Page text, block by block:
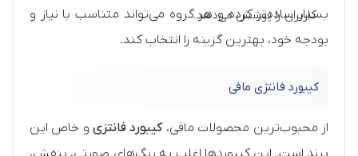
کاربران را پوشش می‌دهد.
بسیار ساده‌تر کرده و هر گروه می‌تواند متناسب با نیاز و
بودجه خود، بهترین گزینه را انتخاب کند.
کیبورد فانتزی مافی
از محبوب‌ترین محصولات مافی،کیبورد فانتزی و خاص این